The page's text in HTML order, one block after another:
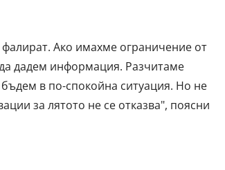
Ако имахме ограничение от
дадем информация. Разчитаме
в по-спокойна ситуация. Но не
за лятото не се отказва", поясни